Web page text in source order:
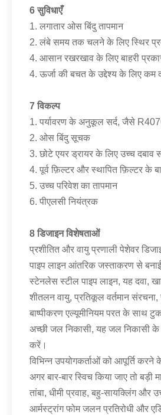
6 सुविधाएँ
1. लगातार ओस बिंदु तापमान
2. लंबे समय तक चलने के लिए स्थिर
4. आसान रखरखाव के लिए बाहरी
4. ऊर्जा की बचत के उद्देश्य के लिए कम
7 विकल्प
1. पर्यावरण के अनुकूल सर्द, जैसे
2. ओस बिंदु सूचक
3. छोटे एयर ड्रायर के लिए उच्च दबाव
4. पूर्व फ़िल्टर और स्थापित फ़िल्टर के
5. उच्च परिवेश का तापमान
6. पीएलसी नियंत्रक
8 डिजाइन विशेषताओं
प्रशीतित और वायु प्रणाली पेशेवर
पाइप लाइन आंतरिक जस्ताकरण से
स्टेनलेस स्टील पाइप लाइन, यह दवा,
शीतलन वायु, प्रतिकूल वर्तमान संरचना,
बाष्पीकरण एल्यूमीनियम परत के साथ
अच्छी जल निकासी, यह जल निकासी
करें।
विभिन्न उपयोगकर्ताओं को आपूर्ति
अगर बार-बार स्विच किया जाए तो
तांबा, धीमी प्रवाह, बहु-सायक्लिंग
आर्मस्ट्रांग फोम जलन प्रतिरोधी और